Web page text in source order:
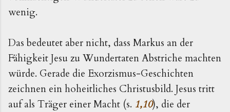
wenig.
Das bedeutet aber nicht, dass Markus an der
Fähigkeit Jesu zu Wundertaten Abstriche machten
würde. Gerade die Exorzismus-Geschichten
zeichnen ein hoheitliches Christusbild. Jesus tritt
auf als Träger einer Macht (s. 1,10), die der